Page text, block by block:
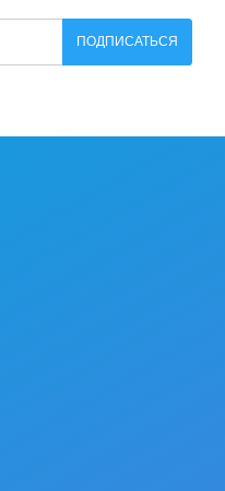
ПОДПИСАТЬСЯ